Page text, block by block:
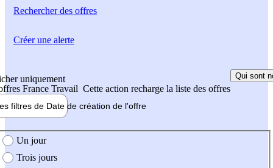
Rechercherdes offres
uniquement
France Travail Cette action recharge la liste des offres
Qui sont
filtres de Date de création de l'offre
création de l'offre
Un jour
Trois jours
Créer une alerte